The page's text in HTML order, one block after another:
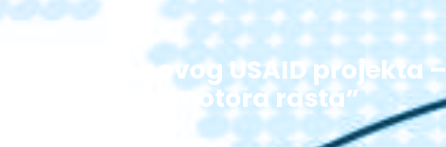
Promocija novog USAID projekta –
“Katalizatori motora rasta”